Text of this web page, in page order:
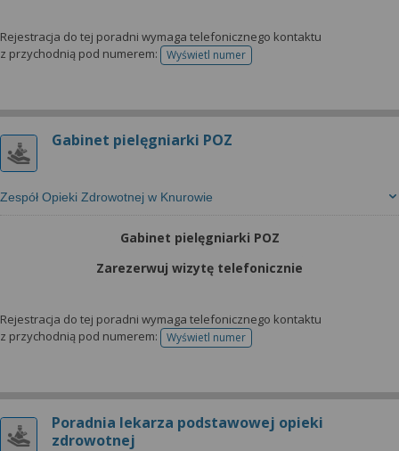
Rejestracja do tej poradni wymaga telefonicznego kontaktu
z przychodnią pod numerem:
Wyświetl numertelefonu do rejestracji
Gabinet pielęgniarki POZ
Zespół Opieki Zdrowotnej w Knurowie
Gabinet pielęgniarki POZ
Zarezerwuj wizytę telefonicznie
Rejestracja do tej poradni wymaga telefonicznego kontaktu
z przychodnią pod numerem:
Wyświetl numertelefonu do rejestracji
Poradnia lekarza podstawowej opieki
zdrowotnej